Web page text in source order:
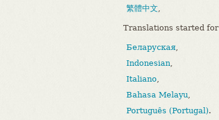
繁體中文,
Translations started for
Беларуская,
Indonesian,
Italiano,
Bahasa Melayu,
Português (Portugal).